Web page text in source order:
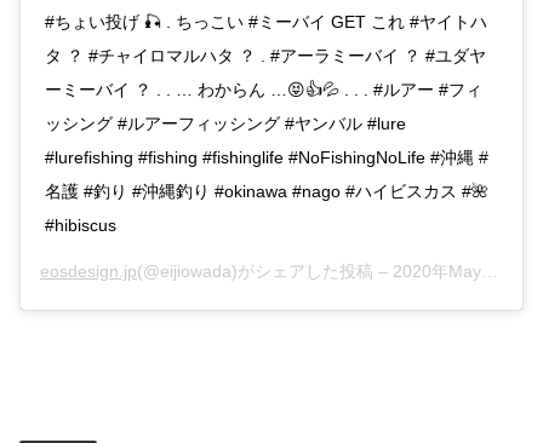
#ちょい投げ 🎣 . ちっこい #ミーバイ GET これ #ヤイトハ
タ ？ #チャイロマルハタ ？ . #アーラミーバイ ？ #ユダヤ
ーミーバイ ？ . . … わからん …😝👍💦 . . . #ルアー #フィ
ッシング #ルアーフィッシング #ヤンバル #lure
#lurefishing #fishing #fishinglife #NoFishingNoLife #沖縄 #
名護 #釣り #沖縄釣り #okinawa #nago #ハイビスカス #🌺
#hibiscus
eosdesign.jp(@eijiowada)がシェアした投稿 – 2020年May月29日am2時39分PDT